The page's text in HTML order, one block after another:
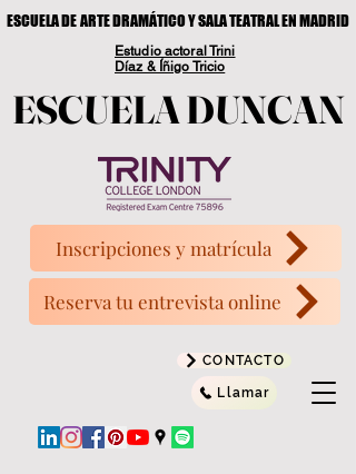
CONTACTO
Llamar
Reserva tu entrevista online
ESCUELA DE ARTE DRAMÁTICO Y SALA TEATRAL EN MADRID
ESCUELA DE ARTE DRAMÁTICO Y SALA TEATRAL EN MADRID
ESCUELA DUNCAN
ESCUELA DUNCAN
Inscripciones y matrícula
Estudio actoral Trini
Díaz & Íñigo Tricio